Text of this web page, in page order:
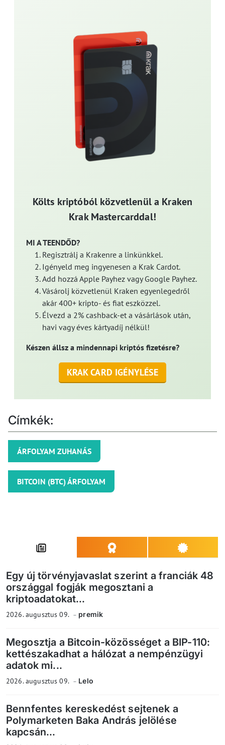
Költs kriptóból közvetlenül a Kraken
Krak Mastercarddal!
MI A TEENDŐD?
Regisztrálj a Krakenre a linkünkkel.
Igényeld meg ingyenesen a Krak Cardot.
Add hozzá Apple Payhez vagy Google Payhez.
Vásárolj közvetlenül Kraken egyenlegedről
akár 400+ kripto- és fiat eszközzel.
Élvezd a 2% cashback-et a vásárlások után,
havi vagy éves kártyadíj nélkül!
Készen állsz a mindennapi kriptós fizetésre?
KRAK CARD IGÉNYLÉSE
Címkék:
ÁRFOLYAM ZUHANÁS
BITCOIN (BTC) ÁRFOLYAM
Egy új törvényjavaslat szerint a franciák 48
országgal fogják megosztani a
kriptoadatokat...
2026. augusztus 09. premik
Megosztja a Bitcoin-közösséget a BIP-110:
kettészakadhat a hálózat a nempénzügyi
adatok mi...
2026. augusztus 09. Lelo
Bennfentes kereskedést sejtenek a
Polymarketen Baka András jelölése
kapcsán...